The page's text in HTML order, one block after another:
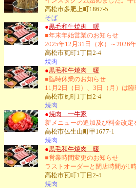
高松市多肥上町1867-5
そば
●黒毛和牛焼肉 暖
■年末年始営業のお知らせ
2025年12月31日（水）～2026
高松市瓦町1丁目2-4
焼肉
●黒毛和牛焼肉 暖
■臨時休業のお知らせ
11月2日（日）、3日（月）は
高松市瓦町1丁目2-4
焼肉
●焼肉 一牛家
新メニューの追加及び料金改定
高松市仏生山町甲1677-1
焼肉
●黒毛和牛焼肉 暖
■営業時間変更のお知らせ
ラストオーダーと閉店時間が1
高松市瓦町1丁目2-4
焼肉